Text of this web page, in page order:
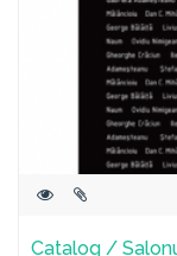
Catalog /